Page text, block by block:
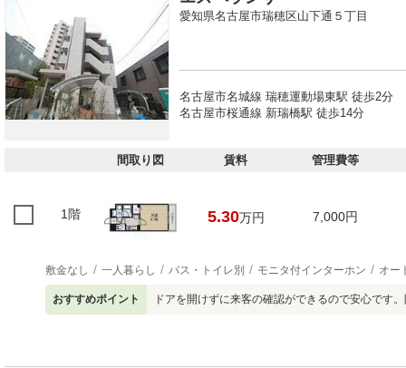
愛知県名古屋市瑞穂区山下通５丁目
名古屋市名城線 瑞穂運動場東駅 徒歩2分
名古屋市桜通線 新瑞橋駅 徒歩14分
間取り図 賃料 管理費等
1階 5.30万円 7,000円
敷金なし 一人暮らし バス・トイレ別 モニタ付インターホン オー
おすすめポイント ドアを開けずに来客の確認ができるので安心です